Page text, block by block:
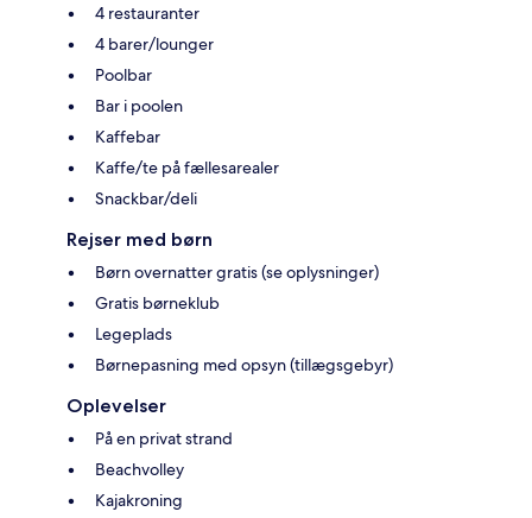
4 restauranter
4 barer/lounger
Poolbar
Bar i poolen
Kaffebar
Kaffe/te på fællesarealer
Snackbar/deli
Rejser med børn
Børn overnatter gratis (se oplysninger)
Gratis børneklub
Legeplads
Børnepasning med opsyn (tillægsgebyr)
Oplevelser
På en privat strand
Beachvolley
Kajakroning